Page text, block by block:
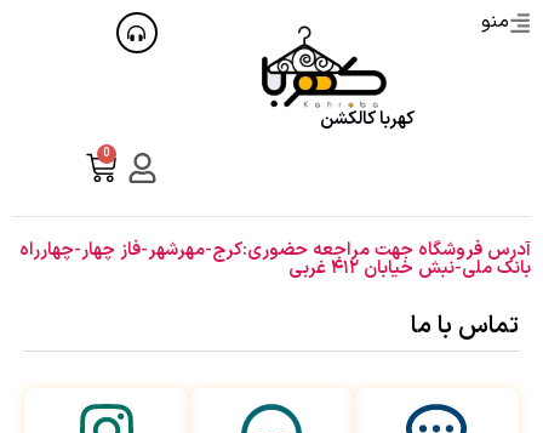
منو
کهربا کالکشن
0
آدرس فروشگاه جهت مراجعه حضوری:کرج-مهرشهر-فاز چهار-چهارراه
بانک ملی-نبش خیابان ۴۱۲ غربی
تماس با ما